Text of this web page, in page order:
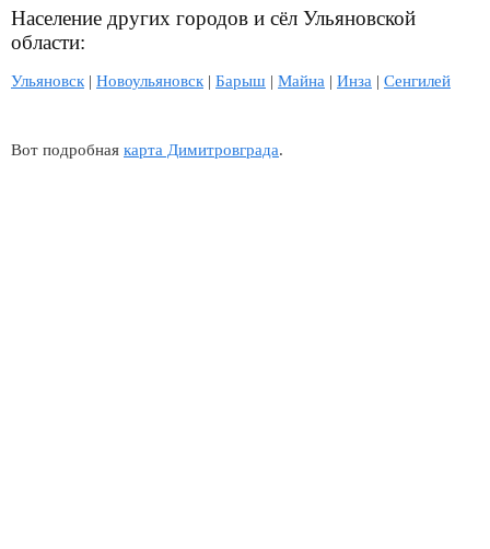
Население других городов и сёл Ульяновской
области:
Ульяновск | Новоульяновск | Барыш | Майна | Инза | Сенгилей
Вот подробная карта Димитровграда.